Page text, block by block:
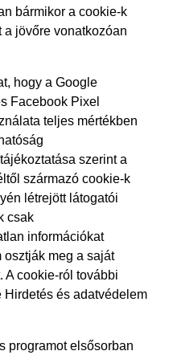
bármikor a cookie-k
a jövőre vonatkozóan
hogy a Google
Facebook Pixel
teljes mértékben
szerint a
származó cookie-k
létrejött látogatói
csak
információkat
osztják meg a saját
A cookie-ról további
és adatvédelem
programot elsősorban